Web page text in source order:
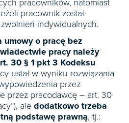
pracowników, natomiast
pracownik został
indywidualnych.
umowy o pracę bez
pracy należy
30 § 1 pkt 3 Kodeksu
ustał w wyniku rozwiązania
przez
przez pracodawcę – art. 30
ale dodatkowo trzeba
podstawę prawną, tj.: